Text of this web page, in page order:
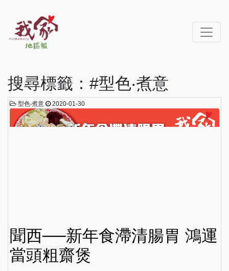
搜尋標籤：#型色‧煮意
型色‧煮意 2020-01-30
聞西──新年食滯清腸胃 鴻運
當頭粗齋煲